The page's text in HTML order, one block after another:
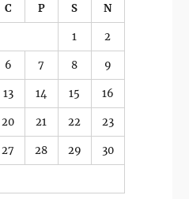
C P S N
1 2
6 7 8 9
13 14 15 16
20 21 22 23
27 28 29 30